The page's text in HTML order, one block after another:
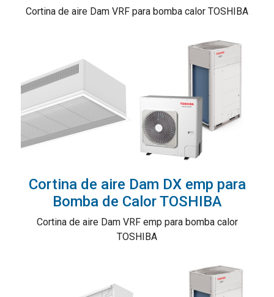
Cortina de aire Dam VRF para bomba calor TOSHIBA
Cortina de aire Dam DX emp para
Bomba de Calor TOSHIBA
Cortina de aire Dam VRF emp para bomba calor
TOSHIBA